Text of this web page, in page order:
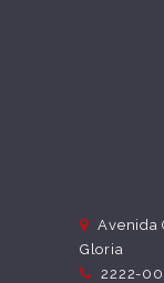
Avenida
Gloria
2222-